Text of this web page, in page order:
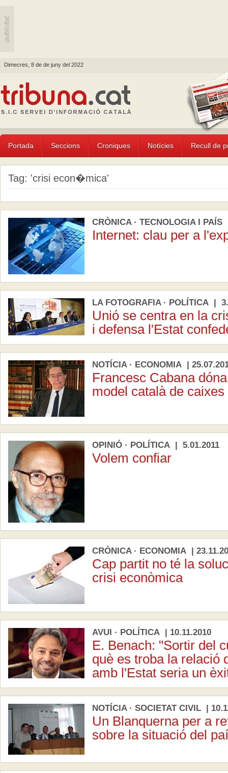
Dimecres, 8 de de juny del 2022
Portada Seccions Croniques Notícies Recull de
Tag: 'crisi econ�mica'
CRÒNICA · TECNOLOGIA I
Internet: clau per a
LA FOTOGRAFIA · POLÍTICA |
Unió se centra en la
i defensa l'Estat
NOTÍCIA · ECONOMIA |
Francesc Cabana
model català de caixes
OPINIÓ · POLÍTICA | 5.01.2011
Volem confiar
CRÒNICA · ECONOMIA |
Cap partit no té la
crisi econòmica
AVUI · POLÍTICA | 10.11.2010
E. Benach: "Sortir del
què es troba la relació
amb l'Estat seria un
NOTÍCIA · SOCIETAT CIVIL |
Un Blanquerna per a
sobre la situació del